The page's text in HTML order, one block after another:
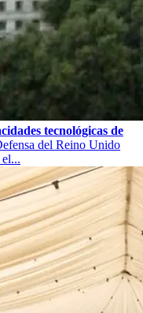
tecnológicas de
del Reino Unido